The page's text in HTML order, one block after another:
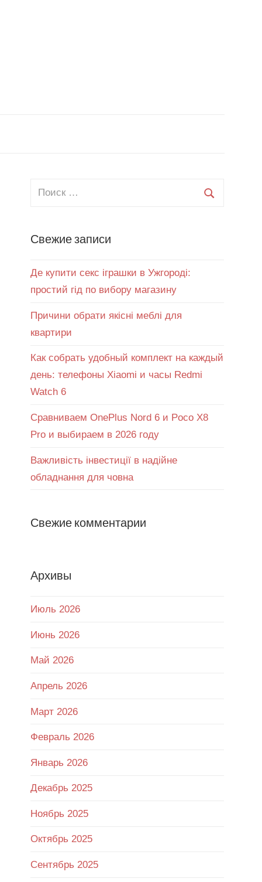
Свежие записи
Де купити секс іграшки в Ужгороді:
простий гід по вибору магазину
Причини обрати якісні меблі для
квартири
Как собрать удобный комплект на каждый
день: телефоны Xiaomi и часы Redmi
Watch 6
Сравниваем OnePlus Nord 6 и Poco X8
Pro и выбираем в 2026 году
Важливість інвестиції в надійне
обладнання для човна
Свежие комментарии
Архивы
Июль 2026
Июнь 2026
Май 2026
Апрель 2026
Март 2026
Февраль 2026
Январь 2026
Декабрь 2025
Ноябрь 2025
Октябрь 2025
Сентябрь 2025